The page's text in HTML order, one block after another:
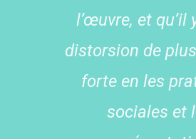
l’œuvre, et qu’il
distorsion de
forte en les
sociales et